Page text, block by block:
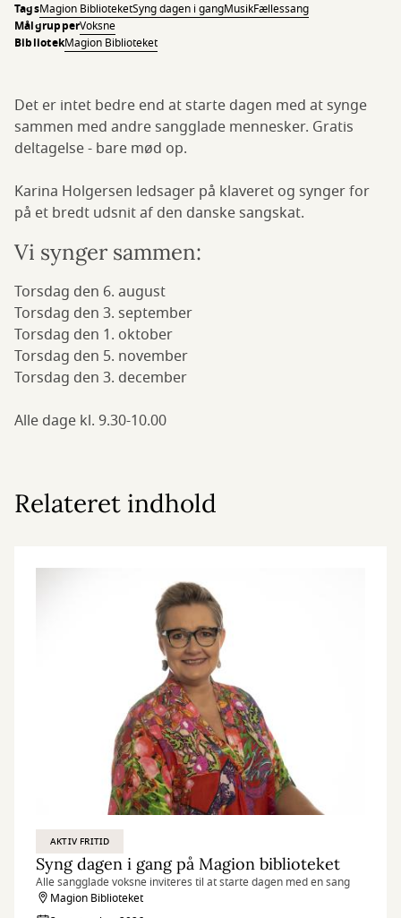
TagsMagion BiblioteketSyng dagen i gangMusikFællessang
MålgrupperVoksne
BibliotekMagion Biblioteket
Det er intet bedre end at starte dagen med at synge
sammen med andre sangglade mennesker. Gratis
deltagelse - bare mød op.
Karina Holgersen ledsager på klaveret og synger for
på et bredt udsnit af den danske sangskat.
Vi synger sammen:
Torsdag den 6. august
Torsdag den 3. september
Torsdag den 1. oktober
Torsdag den 5. november
Torsdag den 3. december
Alle dage kl. 9.30-10.00
Relateret indhold
AKTIV FRITID
Syng dagen i gang på Magion biblioteket
Alle sangglade voksne inviteres til at starte dagen med en sang
Magion Biblioteket